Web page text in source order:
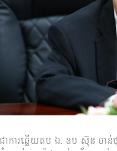
ជាការឆ្លើយតប ឯ. ឧប ស៊ុន ចាន់